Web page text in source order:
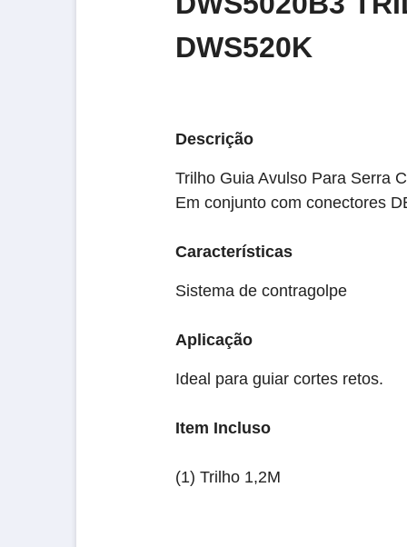
DWS520K
Descrição
Trilho Guia Avulso Para Serra
Em conjunto com conectores
Características
Sistema de contragolpe
Aplicação
Ideal para guiar cortes retos.
Item Incluso
(1) Trilho 1,2M